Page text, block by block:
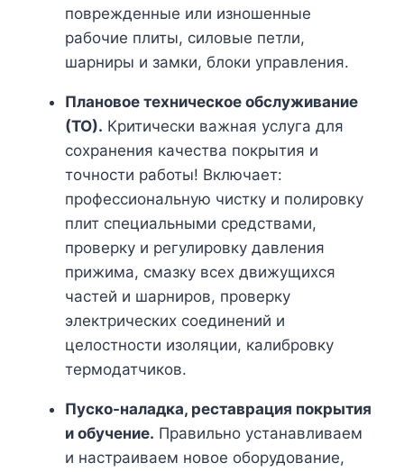
поврежденные или изношенные
рабочие плиты, силовые петли,
шарниры и замки, блоки управления.
Плановое техническое обслуживание
(ТО). Критически важная услуга для
сохранения качества покрытия и
точности работы! Включает:
профессиональную чистку и полировку
плит специальными средствами,
проверку и регулировку давления
прижима, смазку всех движущихся
частей и шарниров, проверку
электрических соединений и
целостности изоляции, калибровку
термодатчиков.
Пуско-наладка, реставрация покрытия
и обучение. Правильно устанавливаем
и настраиваем новое оборудование,